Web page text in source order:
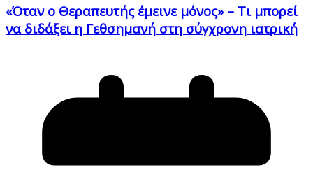
«Όταν ο Θεραπευτής έμεινε μόνος» – Τι μπορεί
να διδάξει η Γεθσημανή στη σύγχρονη ιατρική